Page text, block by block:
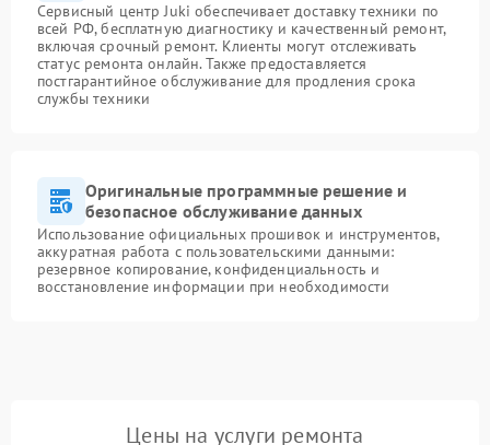
Сервисный центр Juki обеспечивает доставку техники по
всей РФ, бесплатную диагностику и качественный ремонт,
включая срочный ремонт. Клиенты могут отслеживать
статус ремонта онлайн. Также предоставляется
постгарантийное обслуживание для продления срока
службы техники
Оригинальные программные решение и
безопасное обслуживание данных
Использование официальных прошивок и инструментов,
аккуратная работа с пользовательскими данными:
резервное копирование, конфиденциальность и
восстановление информации при необходимости
Цены на услуги ремонта